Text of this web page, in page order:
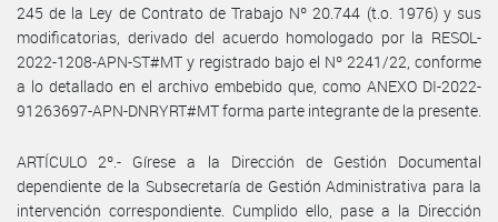
245 de la Ley de Contrato de Trabajo Nº 20.744 (t.o. 1976) y sus
modificatorias, derivado del acuerdo homologado por la RESOL-
2022-1208-APN-ST#MT y registrado bajo el Nº 2241/22, conforme
a lo detallado en el archivo embebido que, como ANEXO DI-2022-
91263697-APN-DNRYRT#MT forma parte integrante de la presente.
ARTÍCULO 2º.- Gírese a la Dirección de Gestión Documental
dependiente de la Subsecretaría de Gestión Administrativa para la
intervención correspondiente. Cumplido ello, pase a la Dirección